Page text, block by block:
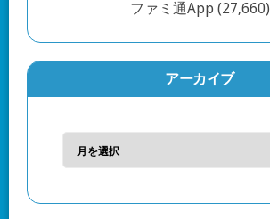
ファミ通App(27,660)
アーカイブ